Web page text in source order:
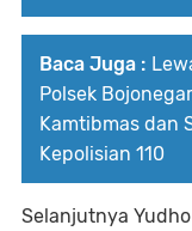
Baca Juga :
Polsek
Kamtibmas dan
Kepolisian 110
Selanjutnya